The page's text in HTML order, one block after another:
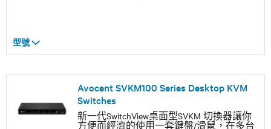
型號
Avocent SVKM100 Series Desktop KVM
Switches
新一代SwitchView桌面型SVKM 切換器讓你
方便而經濟的使用一套鍵盤/滑鼠，在多台